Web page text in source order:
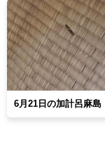
6月21日の加計呂麻島